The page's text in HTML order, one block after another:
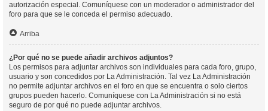
autorización especial. Comuníquese con un moderador o administrador del
foro para que se le conceda el permiso adecuado.
Arriba
¿Por qué no se puede añadir archivos adjuntos?
Los permisos para adjuntar archivos son individuales para cada foro, grupo,
usuario y son concedidos por La Administración. Tal vez La Administración
no permite adjuntar archivos en el foro en que se encuentra o solo ciertos
grupos pueden hacerlo. Comuníquese con La Administración si no está
seguro de por qué no puede adjuntar archivos.